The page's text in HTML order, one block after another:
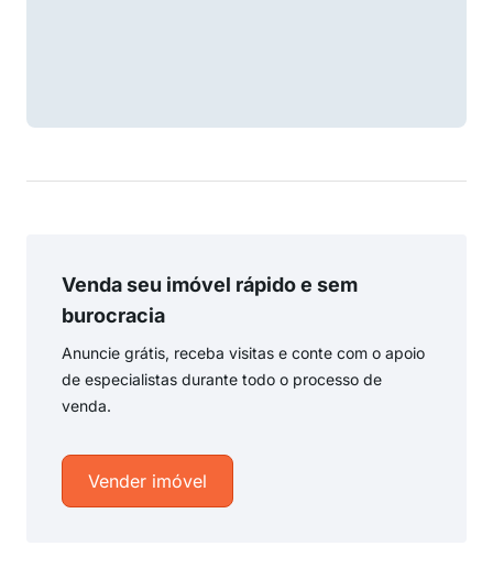
Venda seu imóvel rápido e sem
burocracia
Anuncie grátis, receba visitas e conte com o apoio
de especialistas durante todo o processo de
venda.
Vender imóvel